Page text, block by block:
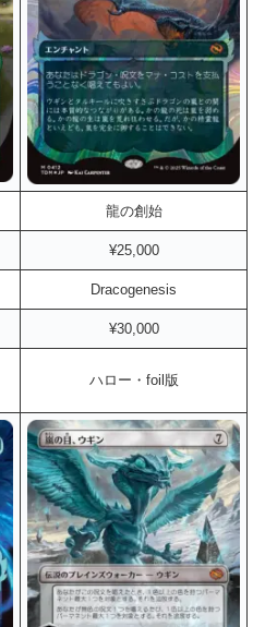
龍の創始
¥25,000
Dracogenesis
¥30,000
ハロー・foil版